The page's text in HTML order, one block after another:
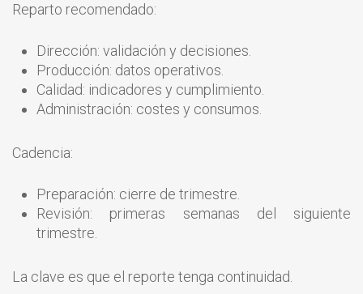
Reparto recomendado:
Dirección: validación y decisiones.
Producción: datos operativos.
Calidad: indicadores y cumplimiento.
Administración: costes y consumos.
Cadencia:
Preparación: cierre de trimestre.
Revisión: primeras semanas del siguiente
trimestre.
La clave es que el reporte tenga continuidad.